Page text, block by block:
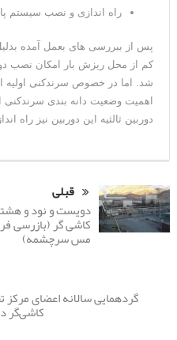
راه اندازی و نصب سیستم
پس از ببررسی های بعمل آمده
کم از محل ریزش بار امکان نصب
شد. اما در خصوص سرندکنی اولیه
اهمیت وضعیت دانه بندی سرندکنی
دوربین ثالثیه این دوربین نیز راه
قبلی
دویست و نود و
کاشی گر (بازرسی
مس سرچشمه)
گردهمایی سالانه اعضای مرکز
کاشی‌گر در سال